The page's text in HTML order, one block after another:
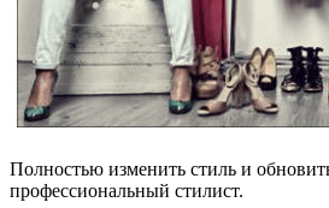
Полностью изменить стиль и
профессиональный стилист.